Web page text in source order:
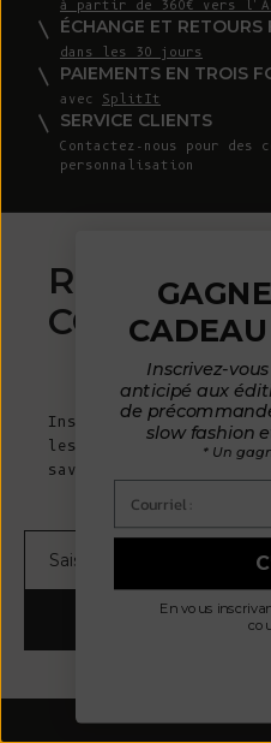
à partir de 360€ vers
ÉCHANGE ET RETOURS
dans les 30 jours
PAIEMENTS EN TROIS
avec SplitIt
SERVICE CLIENTS
Contactez-nous pour des
personnalisation
Inscrivez-vous pour
les annonces de
savoir plus sur
Courrier électronique
GAGNEZ
CADEAU
Inscrivez-vous
anticipé aux éditions
de précommandes,
slow fashion et aux
* Un gagnant
C'EST
En vous inscrivant,
courriels